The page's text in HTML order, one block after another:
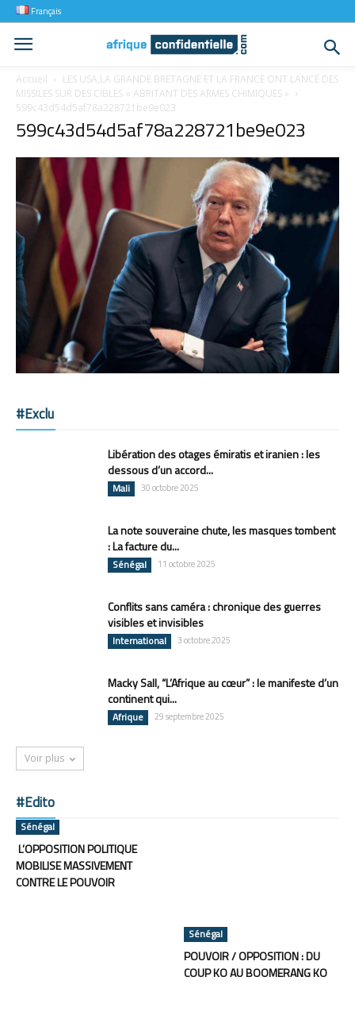
Français
Accueil
LES USA,LA GRANDE BRETAGNE ET LA FRANCE ONT LANCÉ DES
MISSILES SUR DES CIBLES « ABRITANT DES ARMES CHIMIQUES »
599c43d54d5af78a228721be9e023
599c43d54d5af78a228721be9e023
#Exclu
Libération des otages émiratis et iranien : les
dessous d’un accord...
Mali 30 octobre 2025
La note souveraine chute, les masques tombent
: La facture du...
Sénégal 11 octobre 2025
Conflits sans caméra : chronique des guerres
visibles et invisibles
International 3 octobre 2025
Macky Sall, “L’Afrique au cœur” : le manifeste d’un
continent qui...
Afrique 29 septembre 2025
Voir plus
#Edito
Sénégal
L’OPPOSITION POLITIQUE
MOBILISE MASSIVEMENT
CONTRE LE POUVOIR
Sénégal
POUVOIR / OPPOSITION : DU
COUP KO AU BOOMERANG KO